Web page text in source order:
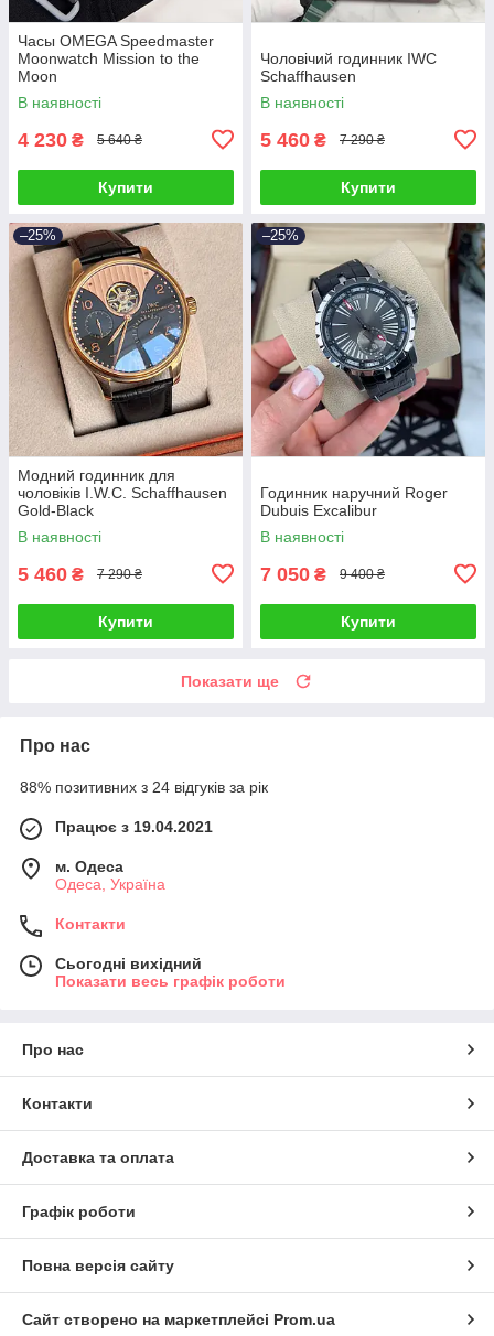
Часы OMEGA Speedmaster
Moonwatch Mission to the
Moon
В наявності
4 230 ₴ 5 640 ₴
Купити
Чоловічий годинник IWC
Schaffhausen
В наявності
5 460 ₴ 7 290 ₴
Купити
–25%
Модний годинник для
чоловіків I.W.C. Schaffhausen
Gold-Black
В наявності
5 460 ₴ 7 290 ₴
Купити
–25%
Годинник наручний Roger
Dubuis Excalibur
В наявності
7 050 ₴ 9 400 ₴
Купити
Показати ще
Про нас
88% позитивних з 24 відгуків за рік
Працює з 19.04.2021
м. Одеса
Одеса, Україна
Контакти
Сьогодні вихідний
Показати весь графік роботи
Про нас
Контакти
Доставка та оплата
Графік роботи
Повна версія сайту
Сайт створено на маркетплейсі Prom.ua